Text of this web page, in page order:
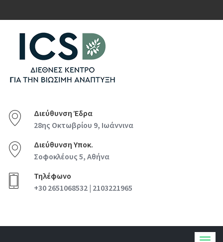
Διεύθυνση Έδρα
28ης Οκτωβρίου 9, Ιωάννινα
Διεύθυνση Υποκ.
Σοφοκλέους 5, Αθήνα
Τηλέφωνο
+30 2651068532 | 2103221965